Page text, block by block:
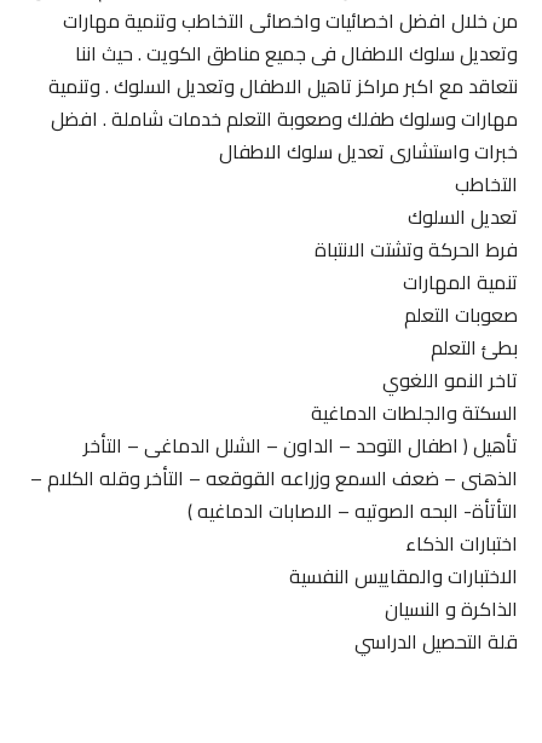
من خلال افضل اخصائيات واخصائى التخاطب وتنمية مهارات
وتعديل سلوك الاطفال فى جميع مناطق الكويت . حيث اننا
نتعاقد مع اكبر مراكز تاهيل الاطفال وتعديل السلوك . وتنمية
مهارات وسلوك طفلك وصعوبة التعلم خدمات شاملة . افضل
خبرات واستشارى تعديل سلوك الاطفال
التخاطب
تعديل السلوك
فرط الحركة وتشتت الانتباة
تنمية المهارات
صعوبات التعلم
بطئ التعلم
تاخر النمو اللغوي
السكتة والجلطات الدماغية
تأهيل ( اطفال التوحد – الداون – الشلل الدماغى – التأخر
الذهنى – ضعف السمع وزراعه القوقعه – التأخر وقله الكلام –
التأتأة- البحه الصوتيه – الاصابات الدماغيه )
اختبارات الذكاء
الاختبارات والمقاييس النفسية
الذاكرة و النسيان
قلة التحصيل الدراسي